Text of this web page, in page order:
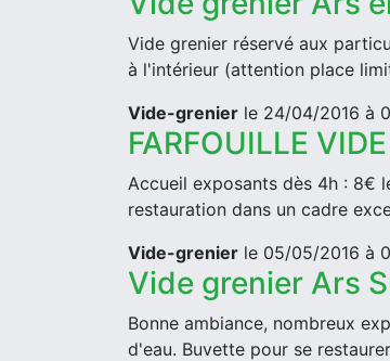
Vide grenier réservé aux
à l'intérieur (attention place
Vide-grenier le 24/04/2016 à
FARFOUILLE
Accueil exposants dès 4h : 8€
restauration dans un cadre
Vide-grenier le 05/05/2016 à
Vide grenier Ars
Bonne ambiance, nombreux
d'eau. Buvette pour se